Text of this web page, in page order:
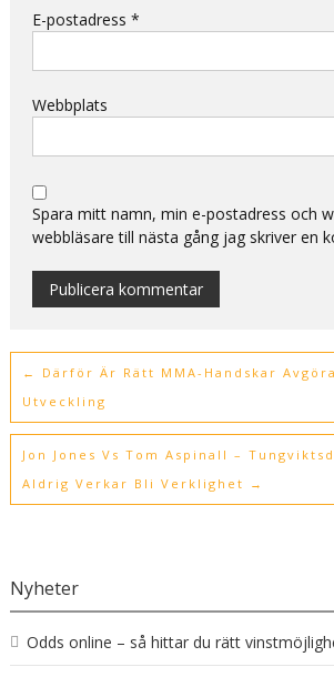
E-postadress *
Webbplats
Spara mitt namn, min e-postadress och
webbläsare till nästa gång jag skriver en
←
Därför Är Rätt MMA-Handskar
Utveckling
Jon Jones Vs Tom Aspinall –
Aldrig Verkar Bli Verklighet →
Nyheter
Odds online – så hittar du rätt